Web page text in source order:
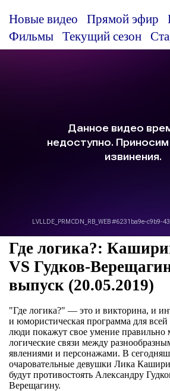
Новые видео Прямой эфир
Фильмы
Текущий сезон
Где логика?:
VS Гудков-
выпуск (20.05.2019)
"Где логика?" — это и викторина, и
и юмористическая программа для
люди покажут свое умение правильно
логические связи между
явлениями и персонажами. В
очаровательные девушки Лика
будут противостоять Александру
Верещагину.